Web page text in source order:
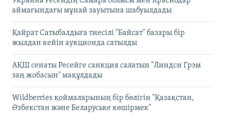
аймағындағы мұнай зауытына шабуылдады
Қайрат Сатыбалдыға тиесілі "Байсат" базары бір
жылдан кейін аукционда сатылды
АҚШ сенаты Ресейге санкция салатын "Линдси Грэм
заң жобасын" мақұлдады
Wildberries қоймаларының бір бөлігін "Қазақстан,
Өзбекстан және Беларуське көшірмек"